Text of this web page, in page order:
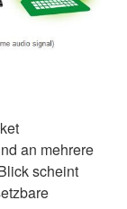
an mehrere
scheint